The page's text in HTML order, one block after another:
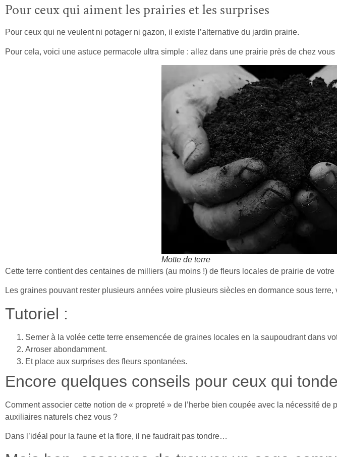
Pour ceux qui aiment les prairies et les surprises
Pour ceux qui ne veulent ni potager ni gazon, il existe l’alternative du jardin prairie.
Pour cela, voici une astuce permacole ultra simple : allez dans une prairie près de chez
Motte de terre
Cette terre contient des centaines de milliers (au moins !) de fleurs locales de prairie de
Les graines pouvant rester plusieurs années voire plusieurs siècles en dormance sous
Tutoriel :
Semer à la volée cette terre ensemencée de graines locales en la saupoudrant dans
Arroser abondamment.
Et place aux surprises des fleurs spontanées.
Encore quelques conseils pour ceux qui
Comment associer cette notion de « propreté » de l’herbe bien coupée avec la nécessité
auxiliaires naturels chez vous ?
Dans l’idéal pour la faune et la flore, il ne faudrait pas tondre…